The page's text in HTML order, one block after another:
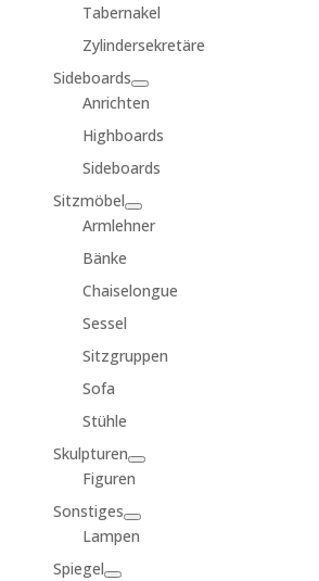
Tabernakel
Zylindersekretäre
Sideboards
Anrichten
Highboards
Sideboards
Sitzmöbel
Armlehner
Bänke
Chaiselongue
Sessel
Sitzgruppen
Sofa
Stühle
Skulpturen
Figuren
Sonstiges
Lampen
Spiegel